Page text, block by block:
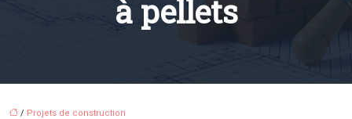
à pellets
/ Projets de construction